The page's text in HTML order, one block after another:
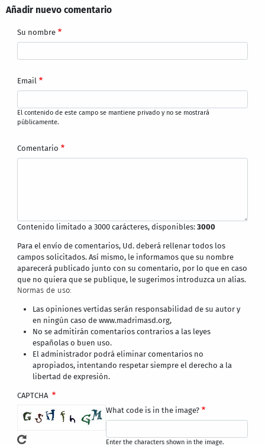
Añadir nuevo comentario
Su nombre
Email
El contenido de este campo se mantiene privado y no se mostrará
públicamente.
Comentario
Contenido limitado a 3000 carácteres, disponibles:3000
Para el envío de comentarios, Ud. deberá rellenar todos los
campos solicitados. Así mismo, le informamos que su nombre
aparecerá publicado junto con su comentario, por lo que en caso
que no quiera que se publique, le sugerimos introduzca un alias.
Normas de uso:
Las opiniones vertidas serán responsabilidad de su autor y
en ningún caso de www.madrimasd.org,
No se admitirán comentarios contrarios a las leyes
españolas o buen uso.
El administrador podrá eliminar comentarios no
apropiados, intentando respetar siempre el derecho a la
libertad de expresión.
CAPTCHA
What code is in the image?
Enter the characters shown in the image.